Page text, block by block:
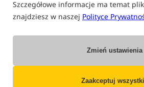
Szczegółowe informacje ma temat
znajdziesz w naszej Polityce
Zmień ustawienia
Zaakceptuj